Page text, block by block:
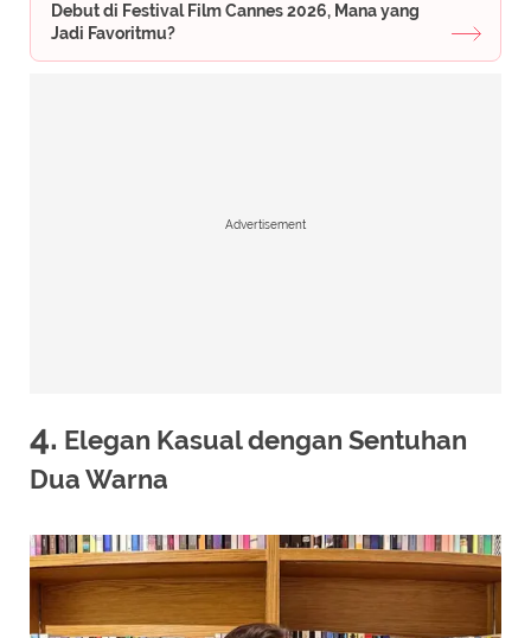
Debut di Festival Film Cannes 2026, Mana yang
Jadi Favoritmu?
Advertisement
4. Elegan Kasual dengan Sentuhan
Dua Warna